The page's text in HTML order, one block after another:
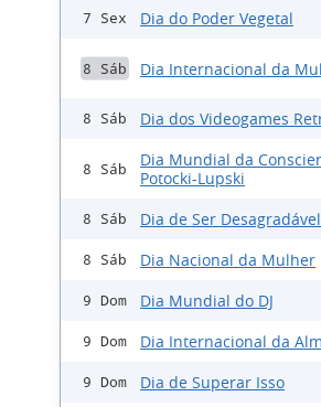
7 Sex Dia do Poder Vegetal
8 Sáb Dia Internacional da
8 Sáb Dia dos Videogames
8 Sáb
Dia Mundial da
Potocki-Lupski
8 Sáb Dia de Ser Desagradável
8 Sáb Dia Nacional da Mulher
9 Dom Dia Mundial do DJ
9 Dom Dia Internacional da
9 Dom Dia de Superar Isso